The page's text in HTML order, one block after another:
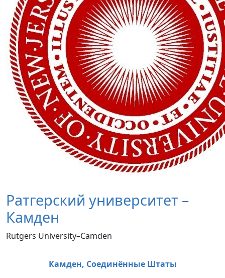
Ратгерский университет –
Камден
Rutgers University–Camden
Камден, Соединённые Штаты